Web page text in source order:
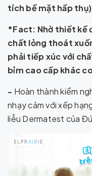
tích bề mặt hấp thụ)
*Fact: Nhờ thiết kế
chất lỏng thoát
phải tiếp xúc với
bỉm cao cấp khác
- Hoàn thành kiểm
nhạy cảm với xếp
liễu Dermatest của